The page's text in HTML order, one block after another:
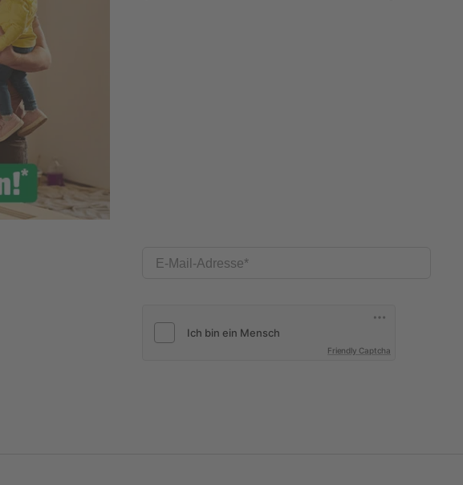
E-Mail-Adresse
Friendly Captcha